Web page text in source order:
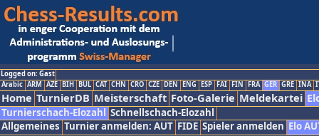
Logged on: Gast
Arabic ARM AZE BIH BUL CAT CHN CRO CZE DEN ENG ESP FAI FIN FRA GER GRE INA
Home TurnierDB Meisterschaft Foto-Galerie Meldekartei
Turnierschach-Elozahl Schnellschach-Elozahl
Allgemeines Turnier anmelden: AUT FIDE Spieler anmelden Elo